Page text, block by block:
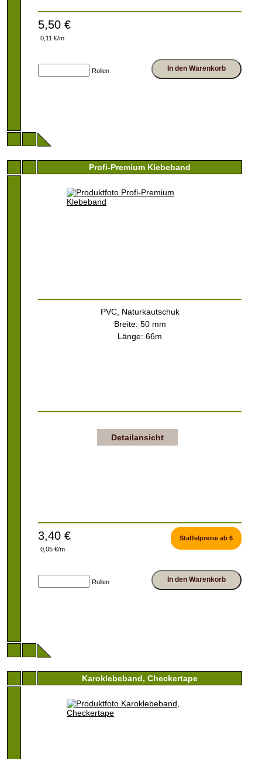
5,50 €
0,11 €/m
Rollen In den Warenkorb
Profi-Premium Klebeband
PVC, Naturkautschuk
Breite: 50 mm
Länge: 66m
Detailansicht
3,40 €
0,05 €/m
Staffelpreise ab 6
Rollen In den Warenkorb
Karoklebeband, Checkertape